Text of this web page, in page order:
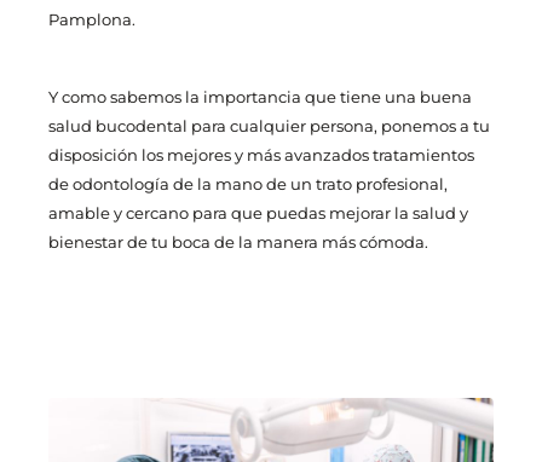
Pamplona.
Y como sabemos la importancia que tiene una buena
salud bucodental para cualquier persona, ponemos a tu
disposición los mejores y más avanzados tratamientos
de odontología de la mano de un trato profesional,
amable y cercano para que puedas mejorar la salud y
bienestar de tu boca de la manera más cómoda.